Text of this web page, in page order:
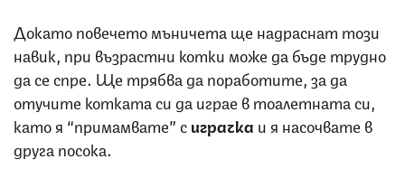
Докато повечето мъничета ще надраснат този
навик, при възрастни котки може да бъде трудно
да се спре. Ще трябва да поработите, за да
отучите котката си да играе в тоалетната си,
като я “примамвате” сиграчка и я насочвате в
друга посока.